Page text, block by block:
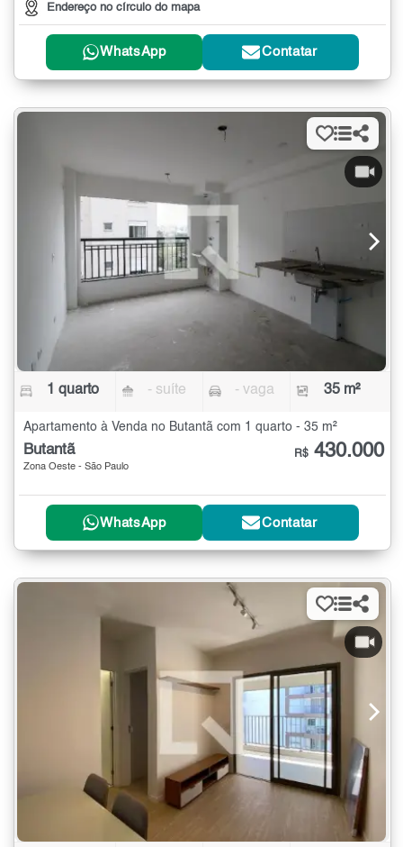
Endereço no círculo do mapa
WhatsApp Contatar
1 quarto - suíte - vaga 35 m²
Apartamento à Venda no Butantã com 1 quarto - 35 m²
Butantã
Zona Oeste - São Paulo
R$ 430.000
WhatsApp Contatar